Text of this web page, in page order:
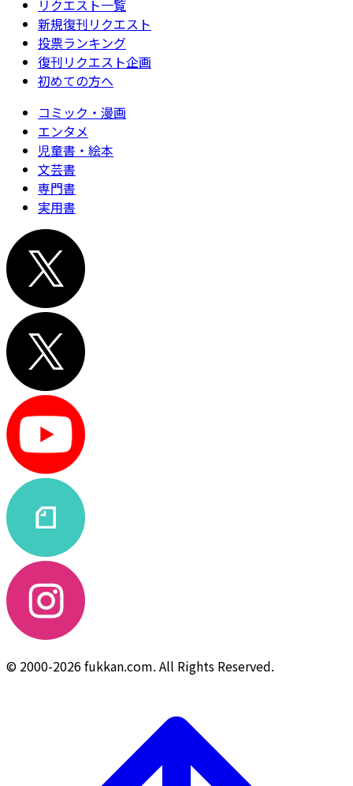
リクエスト一覧
新規復刊リクエスト
投票ランキング
復刊リクエスト企画
初めての方へ
コミック・漫画
エンタメ
児童書・絵本
文芸書
専門書
実用書
© 2000-2026 fukkan.com. All Rights Reserved.